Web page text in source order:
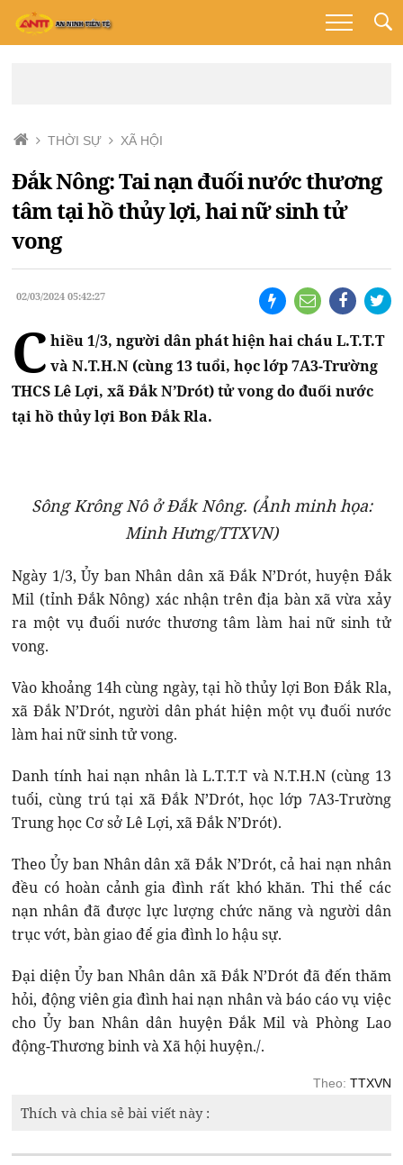
THỜI SỰ XÃ HỘI
Đắk Nông: Tai nạn đuối nước thương
tâm tại hồ thủy lợi, hai nữ sinh tử
vong
02/03/2024 05:42:27
C hiều 1/3, người dân phát hiện hai cháu L.T.T.T
và N.T.H.N (cùng 13 tuổi, học lớp 7A3-Trường
THCS Lê Lợi, xã Đắk N’Drót) tử vong do đuối nước
tại hồ thủy lợi Bon Đắk Rla.
Sông Krông Nô ở Đắk Nông. (Ảnh minh họa:
Minh Hưng/TTXVN)
Ngày 1/3, Ủy ban Nhân dân xã Đắk N’Drót, huyện Đắk
Mil (tỉnh Đắk Nông) xác nhận trên địa bàn xã vừa xảy
ra một vụ đuối nước thương tâm làm hai nữ sinh tử
vong.
Vào khoảng 14h cùng ngày, tại hồ thủy lợi Bon Đắk Rla,
xã Đắk N’Drót, người dân phát hiện một vụ đuối nước
làm hai nữ sinh tử vong.
Danh tính hai nạn nhân là L.T.T.T và N.T.H.N (cùng 13
tuổi, cùng trú tại xã Đắk N’Drót, học lớp 7A3-Trường
Trung học Cơ sở Lê Lợi, xã Đắk N’Drót).
Theo Ủy ban Nhân dân xã Đắk N’Drót, cả hai nạn nhân
đều có hoàn cảnh gia đình rất khó khăn. Thi thể các
nạn nhân đã được lực lượng chức năng và người dân
trục vớt, bàn giao để gia đình lo hậu sự.
Đại diện Ủy ban Nhân dân xã Đắk N’Drót đã đến thăm
hỏi, động viên gia đình hai nạn nhân và báo cáo vụ việc
cho Ủy ban Nhân dân huyện Đắk Mil và Phòng Lao
động-Thương binh và Xã hội huyện./.
Theo: TTXVN
Thích và chia sẻ bài viết này :